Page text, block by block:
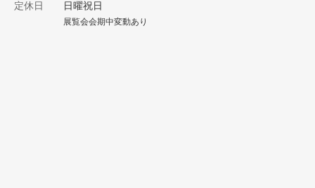
定休日 日曜祝日
展覧会会期中変動あり